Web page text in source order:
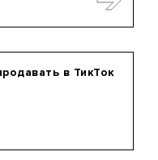
в ТикТок